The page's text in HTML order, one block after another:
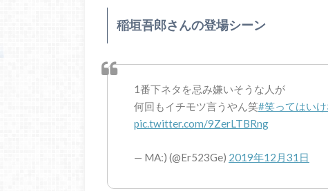
稲垣吾郎さんの登場シーン
1番下ネタを忌み嫌いそうな人が
何回もイチモツ言うやん笑#笑ってはい
pic.twitter.com/9ZerLTBRng
— MA:) (@Er523Ge) 2019年12月31日